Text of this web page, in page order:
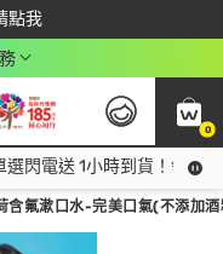
點我
$350
0
選閃電送 1小時到貨！領神
含氟漱口水-完美口氣(不添加